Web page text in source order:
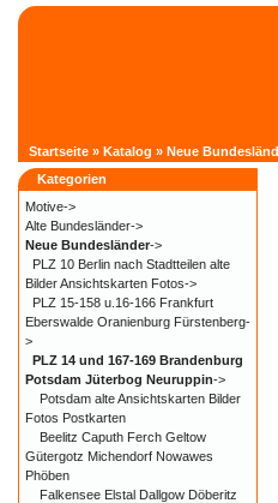
Startseite » Katalog » Neue
Kategorien
Motive->
Alte Bundesländer->
Neue Bundesländer->
PLZ 10 Berlin nach Stadtteilen alte
Bilder Ansichtskarten Fotos->
PLZ 15-158 u.16-166 Frankfurt
Eberswalde Oranienburg Fürstenberg-
>
PLZ 14 und 167-169 Brandenburg
Potsdam Jüterbog Neuruppin->
Potsdam alte Ansichtskarten Bilder
Fotos Postkarten
Beelitz Caputh Ferch Geltow
Gütergotz Michendorf Nowawes
Phöben
Falkensee Elstal Dallgow Döberitz